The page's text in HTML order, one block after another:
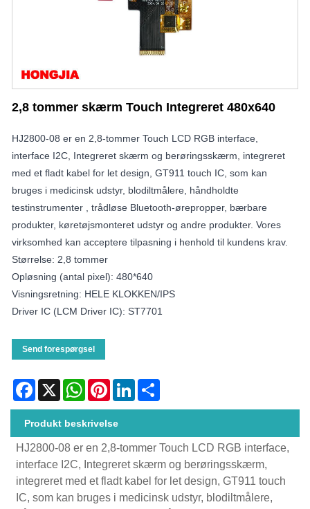
2,8 tommer skærm Touch Integreret 480x640
HJ2800-08 er en 2,8-tommer Touch LCD RGB interface,
interface I2C, Integreret skærm og berøringsskærm, integreret
med et fladt kabel for let design, GT911 touch IC, som kan
bruges i medicinsk udstyr, blodiltmålere, håndholdte
testinstrumenter , trådløse Bluetooth-ørepropper, bærbare
produkter, køretøjsmonteret udstyr og andre produkter. Vores
virksomhed kan acceptere tilpasning i henhold til kundens krav.
Størrelse: 2,8 tommer
Opløsning (antal pixel): 480*640
Visningsretning: HELE KLOKKEN/IPS
Driver IC (LCM Driver IC): ST7701
Send forespørgsel
Facebook
X WhatsAppPinterestLinkedIn
Produkt beskrivelse
HJ2800-08 er en 2,8-tommer Touch LCD RGB interface,
interface I2C, Integreret skærm og berøringsskærm,
integreret med et fladt kabel for let design, GT911 touch
IC, som kan bruges i medicinsk udstyr, blodiltmålere,